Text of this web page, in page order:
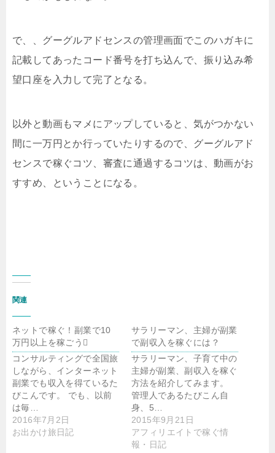
で、、グーグルアドセンスの管理画面でこのハガキに
記載してあったコード番号を打ち込んで、振り込み希
望口座を入力して完了となる。
以外と動画もマメにアップしていると、気がつかない
間に一万円とか行っていたりするので、グーグルアド
センスで稼ぐコツ、審査に通過するコツは、動画がお
すすめ、ということになる。
関連
ネットで稼ぐ！副業で10
万円以上を稼ごう
コンサルティングで全国旅
しながら、インターネット
副業でも収入を得ているた
びこんです。 でも、以前
は毎…
2016年7月2日
お出かけ旅日記
サラリーマン、主婦が副業
で副収入を稼ぐには？
サラリーマン、子育て中の
主婦が副業、副収入を稼ぐ
方法を紹介してみます。
管理人であるたびこん自
身、5…
2015年9月21日
アフィリエイトで稼ぐ情
報・日記